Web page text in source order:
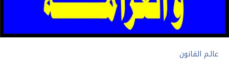
عالـم القانون